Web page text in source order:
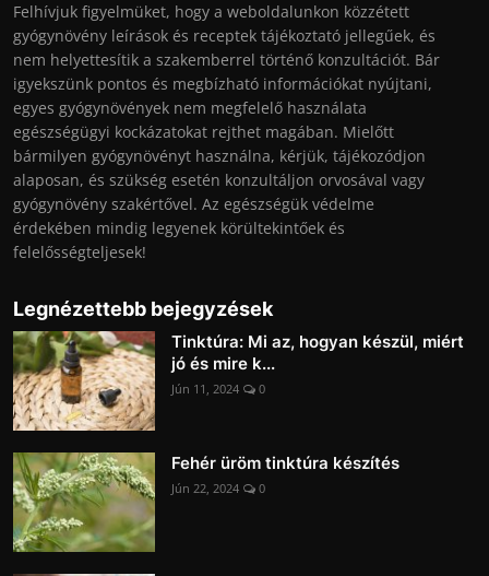
Felhívjuk figyelmüket, hogy a weboldalunkon közzétett
gyógynövény leírások és receptek tájékoztató jellegűek, és
nem helyettesítik a szakemberrel történő konzultációt. Bár
igyekszünk pontos és megbízható információkat nyújtani,
egyes gyógynövények nem megfelelő használata
egészségügyi kockázatokat rejthet magában. Mielőtt
bármilyen gyógynövényt használna, kérjük, tájékozódjon
alaposan, és szükség esetén konzultáljon orvosával vagy
gyógynövény szakértővel. Az egészségük védelme
érdekében mindig legyenek körültekintőek és
felelősségteljesek!
Legnézettebb bejegyzések
Tinktúra: Mi az, hogyan készül, miért
jó és mire k...
Jún 11, 2024 0
Fehér üröm tinktúra készítés
Jún 22, 2024 0